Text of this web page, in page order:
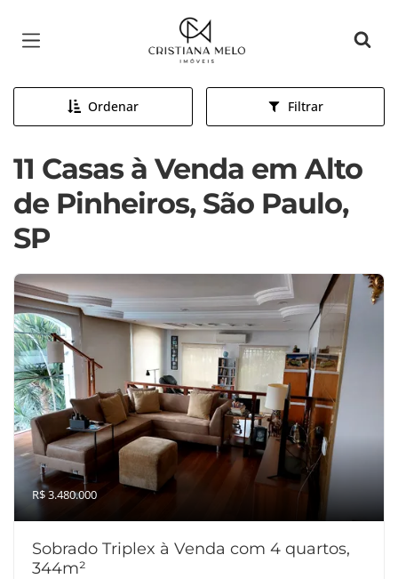
Página inicial
Ordenar Filtrar
11 Casas à Venda em Alto
de Pinheiros, São Paulo,
SP
R$ 3.480.000
Sobrado Triplex à Venda com 4 quartos,
344m²